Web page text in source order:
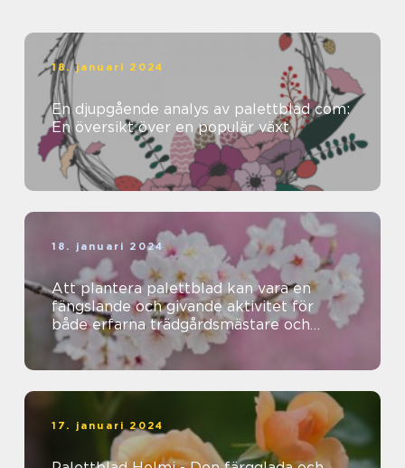
18. januari 2024
En djupgående analys av palettblad com:
En översikt över en populär växt
18. januari 2024
Att plantera palettblad kan vara en
fängslande och givande aktivitet för
både erfarna trädgårdsmästare och
nybörjare
17. januari 2024